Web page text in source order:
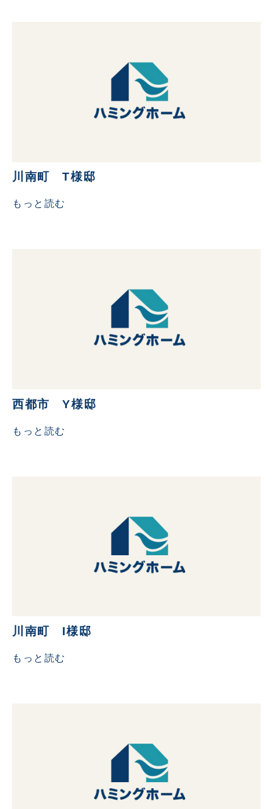
川南町 T様邸
もっと読む
西都市 Y様邸
もっと読む
川南町 I様邸
もっと読む